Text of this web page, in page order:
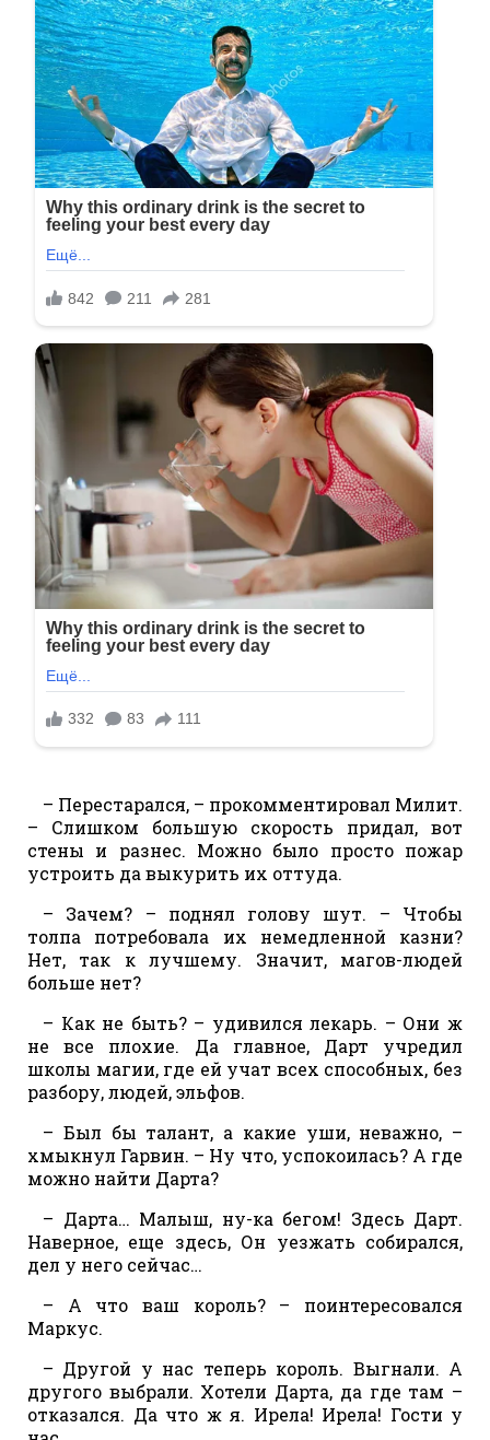
– Перестарался, – прокомментировал Милит.
– Слишком большую скорость придал, вот
стены и разнес. Можно было просто пожар
устроить да выкурить их оттуда.
– Зачем? – поднял голову шут. – Чтобы
толпа потребовала их немедленной казни?
Нет, так к лучшему. Значит, магов-людей
больше нет?
– Как не быть? – удивился лекарь. – Они ж
не все плохие. Да главное, Дарт учредил
школы магии, где ей учат всех способных, без
разбору, людей, эльфов.
– Был бы талант, а какие уши, неважно, –
хмыкнул Гарвин. – Ну что, успокоилась? А где
можно найти Дарта?
– Дарта… Малыш, ну-ка бегом! Здесь Дарт.
Наверное, еще здесь, Он уезжать собирался,
дел у него сейчас…
– А что ваш король? – поинтересовался
Маркус.
– Другой у нас теперь король. Выгнали. А
другого выбрали. Хотели Дарта, да где там –
отказался. Да что ж я. Ирела! Ирела! Гости у